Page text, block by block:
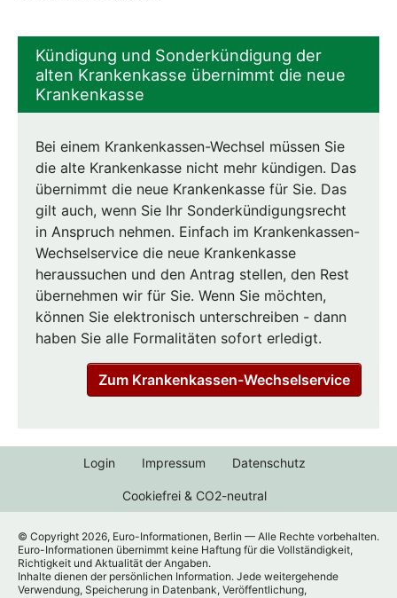
Kündigung und Sonderkündigung der
alten Krankenkasse übernimmt die neue
Krankenkasse
Bei einem Krankenkassen-Wechsel müssen Sie
die alte Krankenkasse nicht mehr kündigen. Das
übernimmt die neue Krankenkasse für Sie. Das
gilt auch, wenn Sie Ihr Sonderkündigungsrecht
in Anspruch nehmen. Einfach im Krankenkassen-
Wechselservice die neue Krankenkasse
heraussuchen und den Antrag stellen, den Rest
übernehmen wir für Sie. Wenn Sie möchten,
können Sie elektronisch unterschreiben - dann
haben Sie alle Formalitäten sofort erledigt.
Zum Krankenkassen-Wechselservice
Login Impressum Datenschutz
Cookiefrei & CO2-neutral
© Copyright 2026, Euro-Informationen, Berlin — Alle Rechte vorbehalten.
Euro-Informationen übernimmt keine Haftung für die Vollständigkeit,
Richtigkeit und Aktualität der Angaben.
Inhalte dienen der persönlichen Information. Jede weitergehende
Verwendung, Speicherung in Datenbank, Veröffentlichung,